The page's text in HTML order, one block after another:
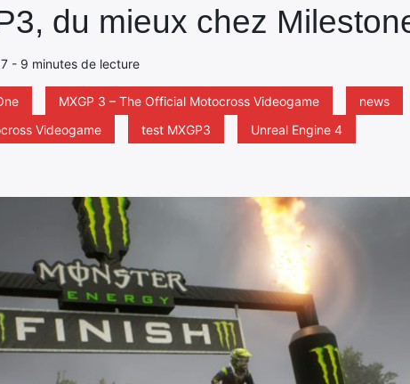
du mieux chez
- 9 minutes de lecture
MXGP 3 – The Official Motocross Videogame
news
Videogame
test MXGP3 Unreal Engine 4